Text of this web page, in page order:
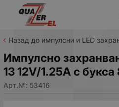
Назад до импулсни и LED
Импулсно
13 12V/1.25A с
Арт.№: 53416